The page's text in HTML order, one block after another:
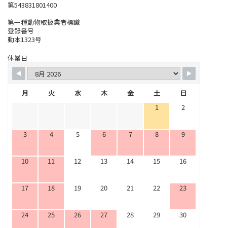
第543831801400
第一種動物取扱業者標識
登録番号
動本1323号
休業日
月 火 水 木 金 土
日
1
2
3 4 5 6 7 8 9
10 11 12 13 14 15 16
17 18 19 20 21 22 23
24 25 26 27 28 29 30